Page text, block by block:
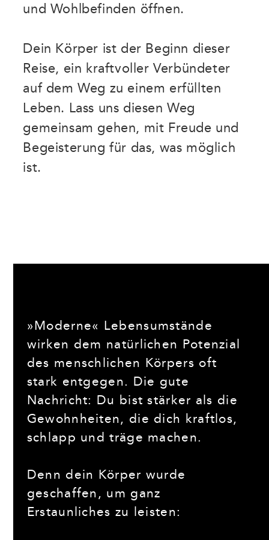
und Wohlbefinden öffnen.
Dein Körper ist der Beginn dieser
Reise, ein kraftvoller Verbündeter
auf dem Weg zu einem erfüllten
Leben. Lass uns diesen Weg
gemeinsam gehen, mit Freude und
Begeisterung für das, was möglich
ist.
»Moderne« Lebensumstände
wirken dem natürlichen Potenzial
des menschlichen Körpers oft
stark entgegen. Die gute
Nachricht: Du bist stärker als die
Gewohnheiten, die dich kraftlos,
schlapp und träge machen.
Denn dein Körper wurde
geschaffen, um ganz
Erstaunliches zu leisten: